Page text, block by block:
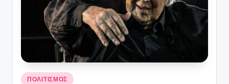
Αναρτήθηκε
ΠΟΛΙΤΙΣΜΟΣ